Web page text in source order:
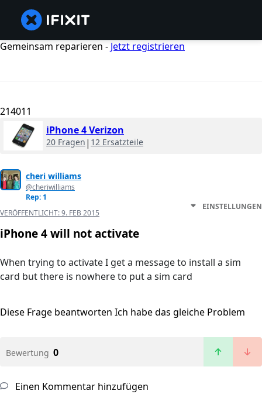
Gemeinsam reparieren - Jetzt registrieren
214011
iPhone 4 Verizon
20 Fragen | 12 Ersatzteile
cheri williams
@cheriwilliams
Rep: 1
VERÖFFENTLICHT:9. FEB 2015
EINSTELLUNGEN
iPhone 4 will not activate
When trying to activate I get a message to install a sim
card but there is nowhere to put a sim card
Diese Frage beantworten Ich habe das gleiche Problem
Bewertung 0
Einen Kommentar hinzufügen